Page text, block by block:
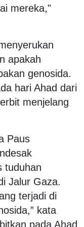
mereka,"
apakah
genosida.
hari Ahad dari
menjelang
Paus
tuduhan
Jalur Gaza.
terjadi di
kata
pada Ahad